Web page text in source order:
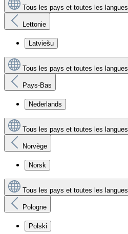
Tous les pays et toutes les langues
Lettonie
Latviešu
Tous les pays et toutes les langues
Pays-Bas
Nederlands
Tous les pays et toutes les langues
Norvège
Norsk
Tous les pays et toutes les langues
Pologne
Polski